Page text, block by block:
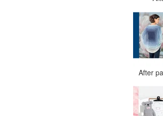
After